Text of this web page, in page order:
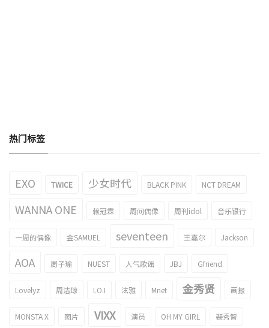
热门标签
EXO TWICE 少女时代 BLACK PINK NCT DREAM
WANNA ONE 赖冠霖 周间偶像 周刊idol 音乐银行
一周的偶像 金SAMUEL seventeen 王嘉尔 Jackson
AOA 周子瑜 NUEST 人气歌谣 JBJ Gfriend
Lovelyz 周洁琼 I.O.I 泫雅 Mnet 金秀贤 画报
MONSTA X 图片 VIXX 演员 OH MY GIRL 裴秀智